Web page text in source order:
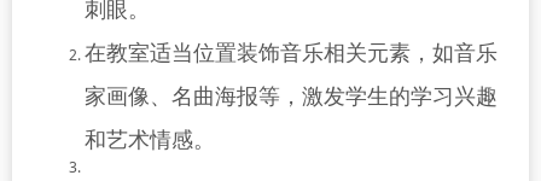
刺眼。
在教室适当位置装饰音乐相关元素，如音乐
家画像、名曲海报等，激发学生的学习兴趣
和艺术情感。